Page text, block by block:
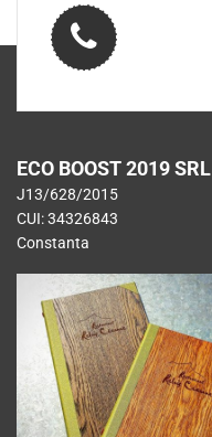
ECO BOOST 2019 SRL
J13/628/2015
CUI: 34326843
Constanta